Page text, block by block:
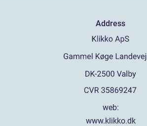
Address
web:
www.klikko.dk